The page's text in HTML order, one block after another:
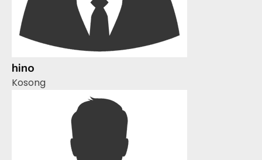
hino
Kosong